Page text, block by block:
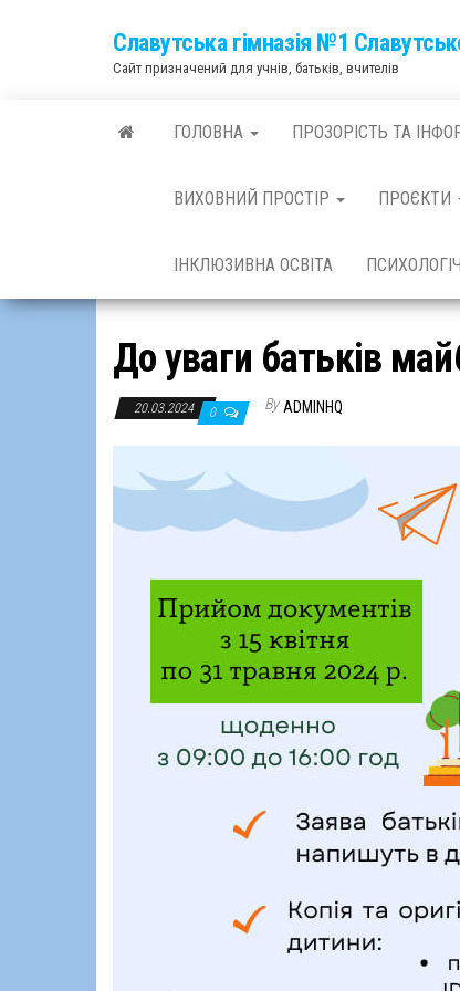
Славутська гімназія №1
Сайт призначений для учнів, батьків, вчителів
ГОЛОВНА ПРОЗОРІСТЬ ТА
ВИХОВНИЙ ПРОСТІР ПРОЄКТИ
ІНКЛЮЗИВНА ОСВІТА
До уваги батьків
20.03.2024 0 By ADMINHQ